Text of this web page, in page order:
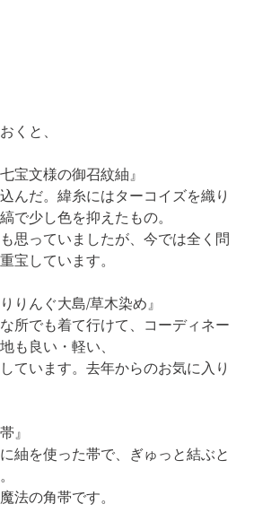
くと、
宝文様の御召紋紬』
んだ。緯糸にはターコイズを織り
で少し色を抑えたもの。
思っていましたが、今では全く問
宝しています。
りんぐ大島/草木染め』
所でも着て行けて、コーディネー
も良い・軽い、
ています。去年からのお気に入り
』
紬を使った帯で、ぎゅっと結ぶと
法の角帯です。